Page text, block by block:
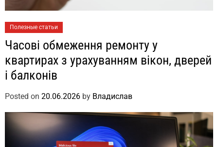
Полезные статьи
Часові обмеження ремонту у
квартирах з урахуванням вікон, дверей
і балконів
Posted on 20.06.2026 by Владислав